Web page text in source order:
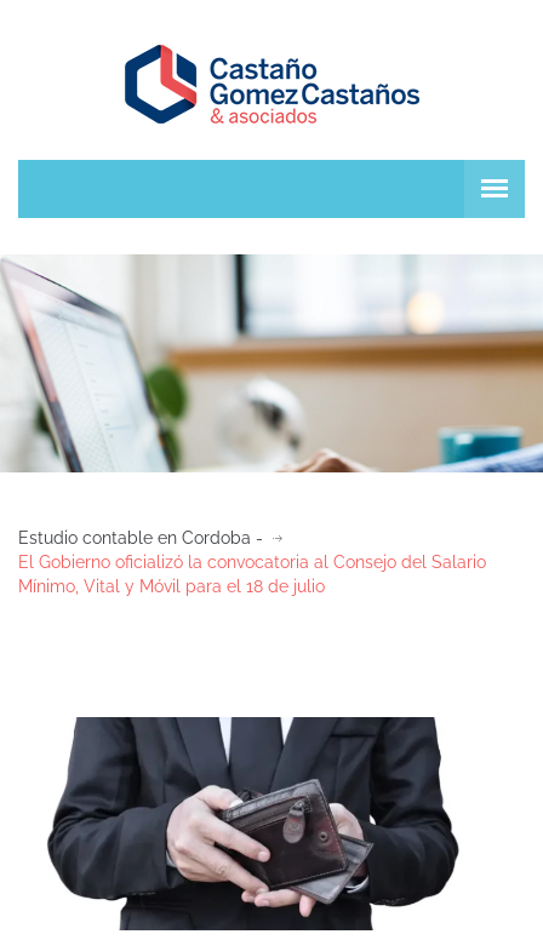
Estudio contable en Cordoba -
El Gobierno oficializó la convocatoria al Consejo del Salario
Mínimo, Vital y Móvil para el 18 de julio